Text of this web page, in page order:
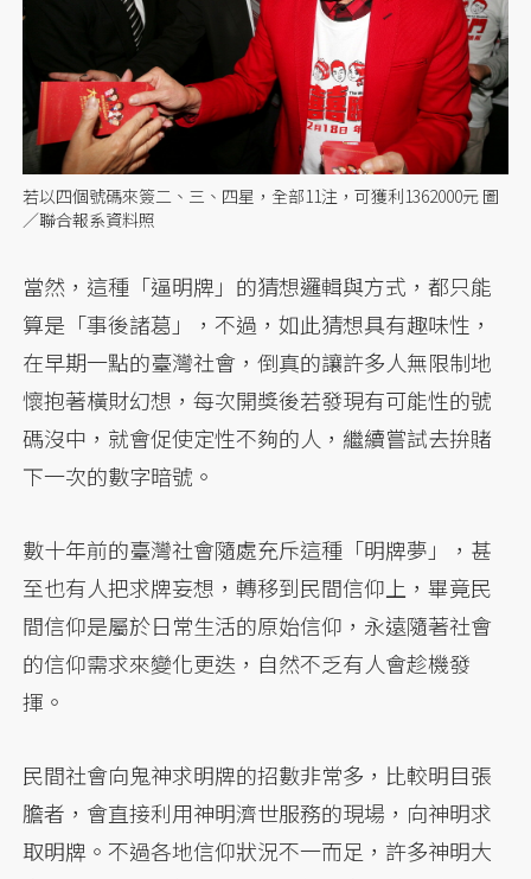
若以四個號碼來簽二、三、四星，全部11注，可獲利1362000元 圖
／聯合報系資料照
當然，這種「逼明牌」的猜想邏輯與方式，都只能
算是「事後諸葛」，不過，如此猜想具有趣味性，
在早期一點的臺灣社會，倒真的讓許多人無限制地
懷抱著橫財幻想，每次開獎後若發現有可能性的號
碼沒中，就會促使定性不夠的人，繼續嘗試去拚賭
下一次的數字暗號。
數十年前的臺灣社會隨處充斥這種「明牌夢」，甚
至也有人把求牌妄想，轉移到民間信仰上，畢竟民
間信仰是屬於日常生活的原始信仰，永遠隨著社會
的信仰需求來變化更迭，自然不乏有人會趁機發
揮。
民間社會向鬼神求明牌的招數非常多，比較明目張
膽者，會直接利用神明濟世服務的現場，向神明求
取明牌。不過各地信仰狀況不一而足，許多神明大